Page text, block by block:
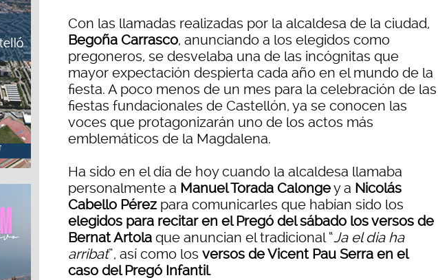
Con las llamadas realizadas por la alcaldesa de la ciudad,
Begoña Carrasco, anunciando a los elegidos como
pregoneros, se desvelaba una de las incógnitas que
mayor expectación despierta cada año en el mundo de la
fiesta. A poco menos de un mes para la celebración de las
fiestas fundacionales de Castellón, ya se conocen las
voces que protagonizarán uno de los actos más
emblemáticos de la Magdalena.
Ha sido en el día de hoy cuando la alcaldesa llamaba
personalmente a Manuel Torada Calongey a Nicolás
Cabello Pérez para comunicarles que habían sido los
elegidos para recitar en el Pregó del sábado los versos de
Bernat Artola que anuncian el tradicional “Ja el dia ha
arribat”, así como los versos de Vicent Pau Serra en el
caso del Pregó Infantil.